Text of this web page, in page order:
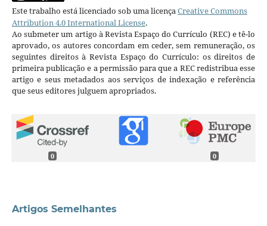
Este trabalho está licenciado sob uma licençaCreative Commons
Attribution 4.0 International License.
Ao submeter um artigo à Revista Espaço do Currículo (REC) e tê-lo
aprovado, os autores concordam em ceder, sem remuneração, os
seguintes direitos à Revista Espaço do Currículo: os direitos de
primeira publicação e a permissão para que a REC redistribua esse
artigo e seus metadados aos serviços de indexação e referência
que seus editores julguem apropriados.
0 0
Artigos Semelhantes